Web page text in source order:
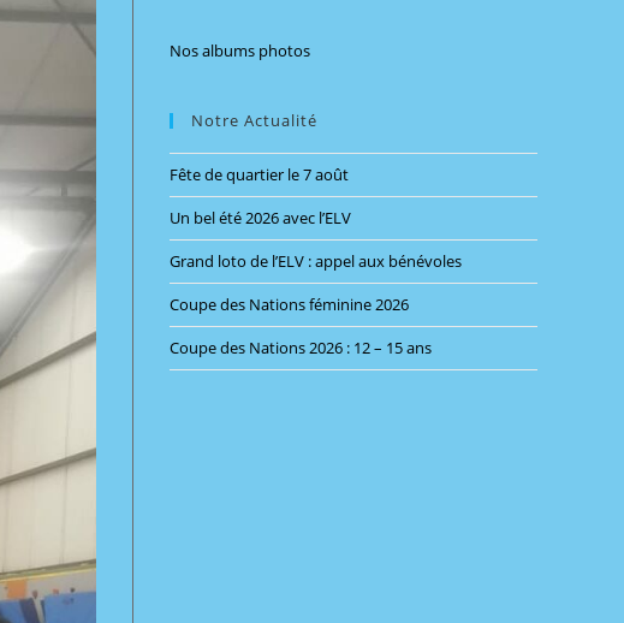
Nos albums photos
Notre Actualité
Fête de quartier le 7 août
Un bel été 2026 avec l’ELV
Grand loto de l’ELV : appel aux bénévoles
Coupe des Nations féminine 2026
Coupe des Nations 2026 : 12 – 15 ans